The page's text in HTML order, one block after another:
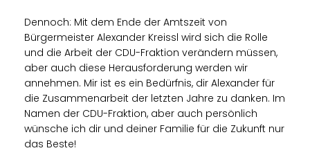
Dennoch: Mit dem Ende der Amtszeit von
Bürgermeister Alexander Kreissl wird sich die Rolle
und die Arbeit der CDU-Fraktion verändern müssen,
aber auch diese Herausforderung werden wir
annehmen. Mir ist es ein Bedürfnis, dir Alexander für
die Zusammenarbeit der letzten Jahre zu danken. Im
Namen der CDU-Fraktion, aber auch persönlich
wünsche ich dir und deiner Familie für die Zukunft nur
das Beste!